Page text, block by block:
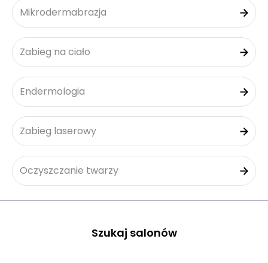
Mikrodermabrazja
Zabieg na ciało
Endermologia
Zabieg laserowy
Oczyszczanie twarzy
Szukaj salonów